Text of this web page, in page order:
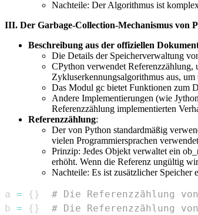
Nachteile: Der Algorithmus ist
III. Der Garbage-Collection-Mechanismus von
Beschreibung aus der offiziellen
Die Details der Speicherverwaltung
CPython verwendet Referenzzählung,
Zykluserkennungsalgorithmus aus,
Das Modul gc bietet Funktionen zum
Andere Implementierungen (wie
Referenzzählung implementierten
Referenzzählung:
Der von Python standardmäßig
vielen Programmiersprachen
Prinzip: Jedes Objekt verwaltet ein
erhöht. Wenn die Referenz ungültig
Nachteile: Es ist zusätzlicher
a = { }
# Die Referenzzählung
b = { }
# Die Referenzzählung